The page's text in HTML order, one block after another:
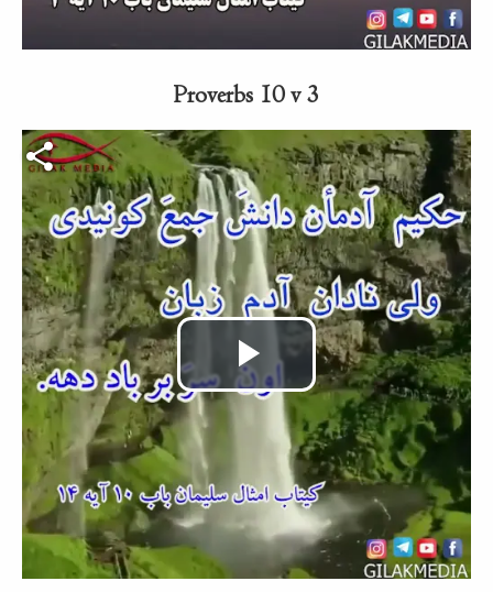
Proverbs 10 v 3
Video-Datei
Video
abspielen